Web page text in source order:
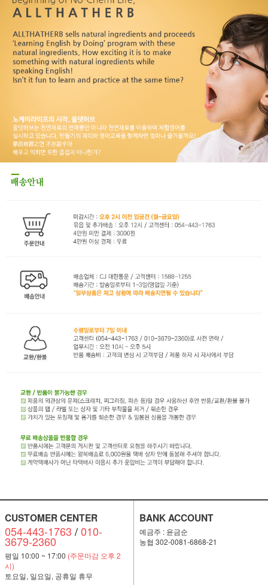
CUSTOMER CENTER
054-443-1763 /010-
3679-2360
평일 10:00 ~ 17:00 (주문마감 오후 2
시)
토요일, 일요일, 공휴일 휴무
BANK ACCOUNT
예금주 : 윤금순
농협 302-0081-6868-21